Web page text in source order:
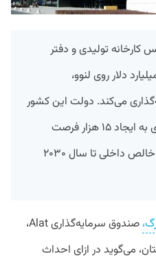
تولیدی و دفتر
لنوو در این کشور ۲ میلیارد دلار روی لنوو،
می‌کند. دولت این کشور
انتظار دارد که این سرمایه‌گذاری به ایجاد ۱۵ هزار فرصت
شغلی و ۱۰ میلیارد دلار تولید ناخالص داخلی تا سال ۲۰۳۰
صندوق سرمایه‌گذاری Alat،
می‌گوید در ازای احداث